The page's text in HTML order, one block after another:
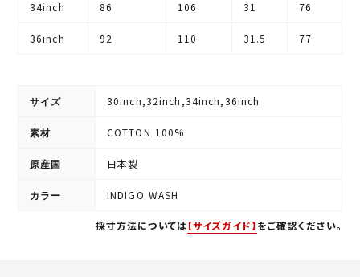
34inch 86 106 31 76
36inch 92 110 31.5 77
サイズ 30inch,32inch,34inch,36inch
素材 COTTON 100%
原産国 日本製
カラー INDIGO WASH
採寸方法については【サイズガイド】 をご確認ください。